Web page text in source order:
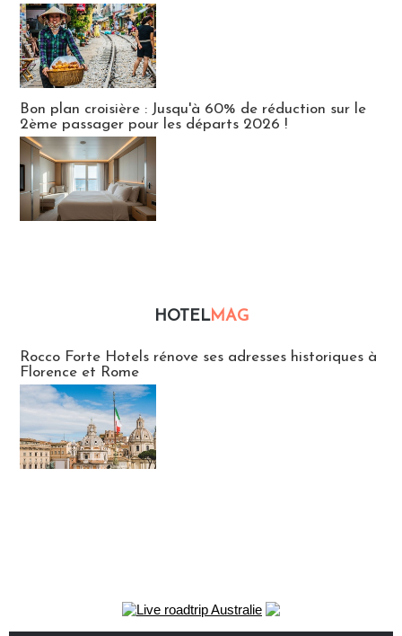
Bon plan croisière : Jusqu'à 60% de réduction sur le
2ème passager pour les départs 2026 !
HOTELMAG
Rocco Forte Hotels rénove ses adresses historiques à
Florence et Rome